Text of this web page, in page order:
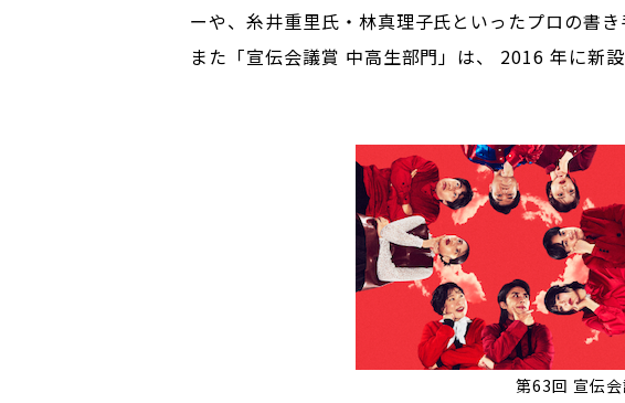
ーや、糸井重里氏・林真理子氏といったプロの書
また「宣伝会議賞 中高生部門」は、 2016 年に新
第63回 宣伝